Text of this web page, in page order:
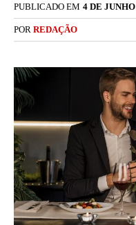
PUBLICADO EM 4 DE
POR REDAÇÃO